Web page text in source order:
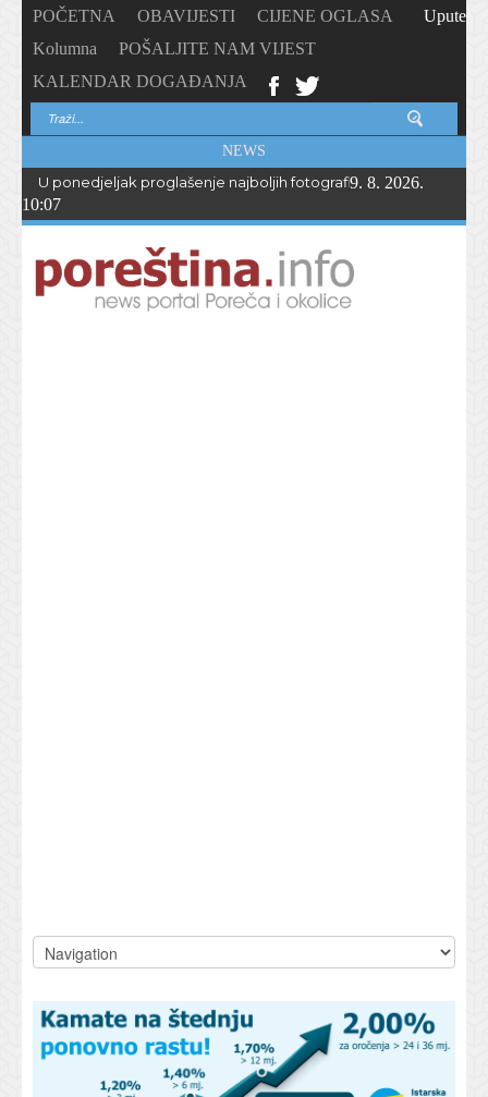
POČETNA OBAVIJESTI
CIJENE OGLASA
Kolumna
POŠALJITE NAM VIJEST
KALENDAR DOGAĐANJA
Upute
NEWS
U ponedjeljak proglašenje najboljih fotografija – PhotoCity2026
9. 8. 2026.
10:07